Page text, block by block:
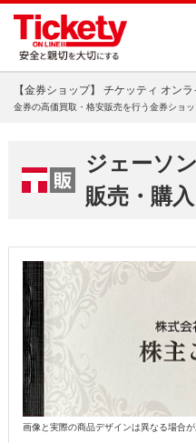
【金券ショップ】 チケッティ オン
金券の高価買取・格安販売を行う金券ショッ
ジェーソ
販売・購入
画像と実際の商品デザインは異なる場合が